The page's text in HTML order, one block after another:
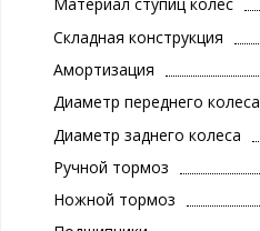
Материал ступиц колес
Складная конструкция
Амортизация
Диаметр переднего колеса
Диаметр заднего колеса
Ручной тормоз
Ножной тормоз